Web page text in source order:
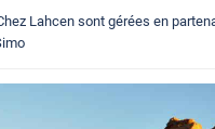
Lahcen sont gérées en